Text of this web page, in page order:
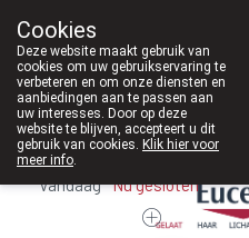
011/610300
Vandaag Nugesloten
Cookies
Deze website maakt gebruik van
cookies om uw gebruikservaring te
verbeteren en om onze diensten en
aanbiedingen aan te passen aan
uw interesses. Door op deze
website te blijven, accepteert u dit
gebruik van cookies. Klik hier voor
meer info.